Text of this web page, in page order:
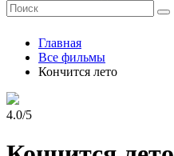
Главная
Все фильмы
Кончится лето
4.0/5